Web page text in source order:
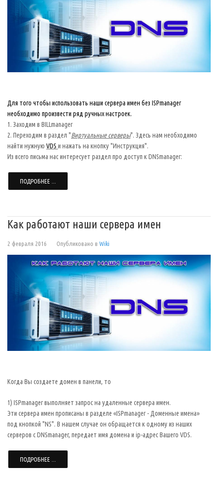
Для того чтобы использовать наши сервера имен без ISPmanager
необходимо произвести ряд ручных настроек.
1. Заходим в BILLmanager
2. Переходим в раздел "Виртуальные серверы". Здесь нам необходимо
найти нужную VDS и нажать на кнопку "Инструкция".
Из всего письма нас интересует раздел про доступ к DNSmanager:
ПОДРОБНЕЕ ...
Как работают наши сервера имен
2 февраля 2016 Опубликовано в Wiki
Когда Вы создаете домен в панели, то
1) ISPmanager выполняет запрос на удаленные сервера имен.
Эти сервера имен прописаны в разделе «ISPmanager - Доменные имена»
под кнопкой "NS". В нашем случае он обращается к одному из наших
серверов с DNSmanager, передает имя домена и ip-адрес Вашего VDS.
ПОДРОБНЕЕ ...